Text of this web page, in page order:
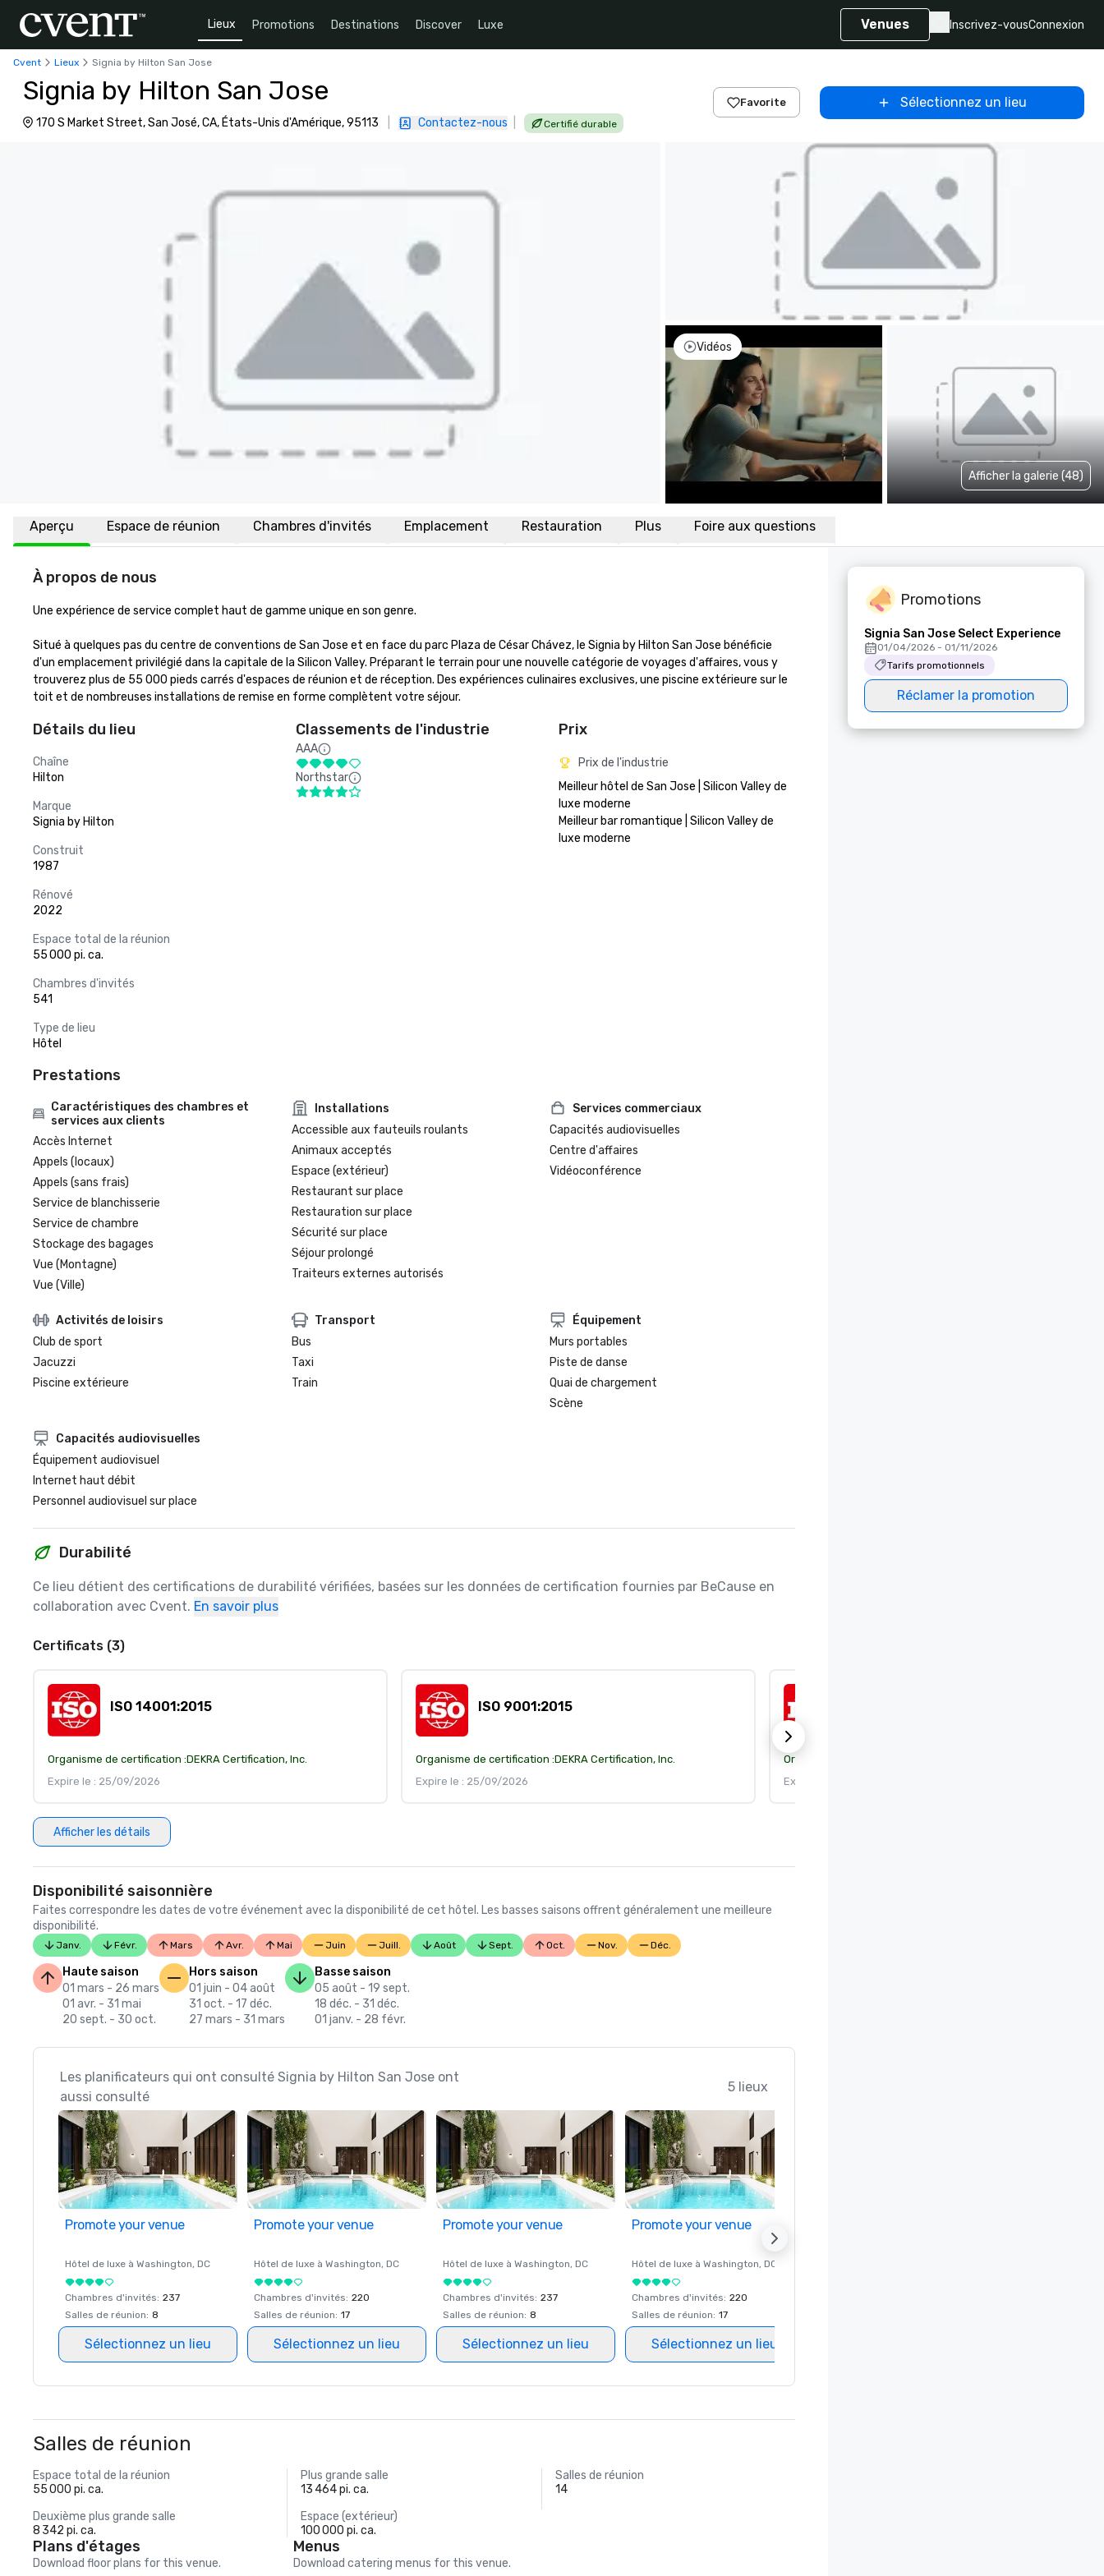
Lieux Promotions Destinations Discover Luxe Venues Inscrivez-vousConnexion
Cvent Lieux Signia by Hilton San Jose
Signia by Hilton San Jose
170 S Market Street, San José, CA, États-Unis d'Amérique, 95113 Contactez-nous Certifié durable
Favorite Sélectionnez un lieu
Vidéos
Afficher la galerie (48)
Aperçu Espace de réunion Chambres d'invités Emplacement Restauration Plus Foire aux questions
À propos de nous
Une expérience de service complet haut de gamme unique en son genre.
Situé à quelques pas du centre de conventions de San Jose et en face du parc Plaza de César Chávez, le Signia by Hilton San Jose bénéficie
d'un emplacement privilégié dans la capitale de la Silicon Valley. Préparant le terrain pour une nouvelle catégorie de voyages d'affaires, vous y
trouverez plus de 55 000 pieds carrés d'espaces de réunion et de réception. Des expériences culinaires exclusives, une piscine extérieure sur le
toit et de nombreuses installations de remise en forme complètent votre séjour.
Détails du lieu
Chaîne
Hilton
Marque
Signia by Hilton
Construit
1987
Rénové
2022
Espace total de la réunion
55 000 pi. ca.
Chambres d'invités
541
Type de lieu
Hôtel
Classements de l'industrie
AAA
Northstar
Prix
Prix de l'industrie
Meilleur hôtel de San Jose | Silicon Valley de
luxe moderne
Meilleur bar romantique | Silicon Valley de
Prestations
Caractéristiques des chambres et
services aux clients
Accès Internet
Appels (locaux)
Appels (sans frais)
Service de blanchisserie
Service de chambre
Stockage des bagages
Vue (Montagne)
Vue (Ville)
Installations
Accessible aux fauteuils roulants
Animaux acceptés
Espace (extérieur)
Restaurant sur place
Restauration sur place
Sécurité sur place
Séjour prolongé
Traiteurs externes autorisés
Services commerciaux
Capacités audiovisuelles
Centre d'affaires
Vidéoconférence
Activités de loisirs
Club de sport
Jacuzzi
Piscine extérieure
Transport
Bus
Taxi
Train
Équipement
Murs portables
Piste de danse
Quai de chargement
Scène
Capacités audiovisuelles
Équipement audiovisuel
Internet haut débit
Personnel audiovisuel sur place
Durabilité
Ce lieu détient des certifications de durabilité vérifiées, basées sur les données de certification fournies par BeCause en
collaboration avec Cvent. En savoir plus
Certificats (3)
ISO 14001:2015
Organisme de certification :DEKRA Certification, Inc.
Expire le : 25/09/2026
ISO 9001:2015
Organisme de certification :DEKRA Certification, Inc.
Expire le : 25/09/2026
Organisme de certification :
Expire le : 25/09/2026
Afficher les détails
Disponibilité saisonnière
Faites correspondre les dates de votre événement avec la disponibilité de cet hôtel. Les basses saisons offrent généralement une meilleure
disponibilité.
Janv. Févr. Mars Avr. Mai Juin Juill. Août Sept. Oct. Nov. Déc.
Haute saison
01 mars - 26 mars
01 avr. - 31 mai
20 sept. - 30 oct.
Hors saison
01 juin - 04 août
31 oct. - 17 déc.
27 mars - 31 mars
Basse saison
05 août - 19 sept.
18 déc. - 31 déc.
01 janv. - 28 févr.
Les planificateurs qui ont consulté Signia by Hilton San Jose ont
aussi consulté
5 lieux
Promote your venue
Hôtel de luxe à Washington, DC
Chambres d'invités: 237
Salles de réunion: 8
Sélectionnez un lieu
Promote your venue
Hôtel de luxe à Washington, DC
Chambres d'invités: 220
Salles de réunion: 17
Sélectionnez un lieu
Promote your venue
Hôtel de luxe à Washington, DC
Chambres d'invités: 237
Salles de réunion: 8
Sélectionnez un lieu
Promote your venue
Hôtel de luxe à Washington, DC
Chambres d'invités: 220
Salles de réunion: 17
Sélectionnez un lieu
Salles de réunion
Espace total de la réunion
55 000 pi. ca.
Plus grande salle
13 464 pi. ca.
Salles de réunion
14
Deuxième plus grande salle
8 342 pi. ca.
Espace (extérieur)
100 000 pi. ca.
Plans d'étages
Download floor plans for this venue.
Menus
Download catering menus for this venue.
Promotions
Signia San Jose Select Experience
01/04/2026 - 01/11/2026
Tarifs promotionnels
Réclamer la promotion